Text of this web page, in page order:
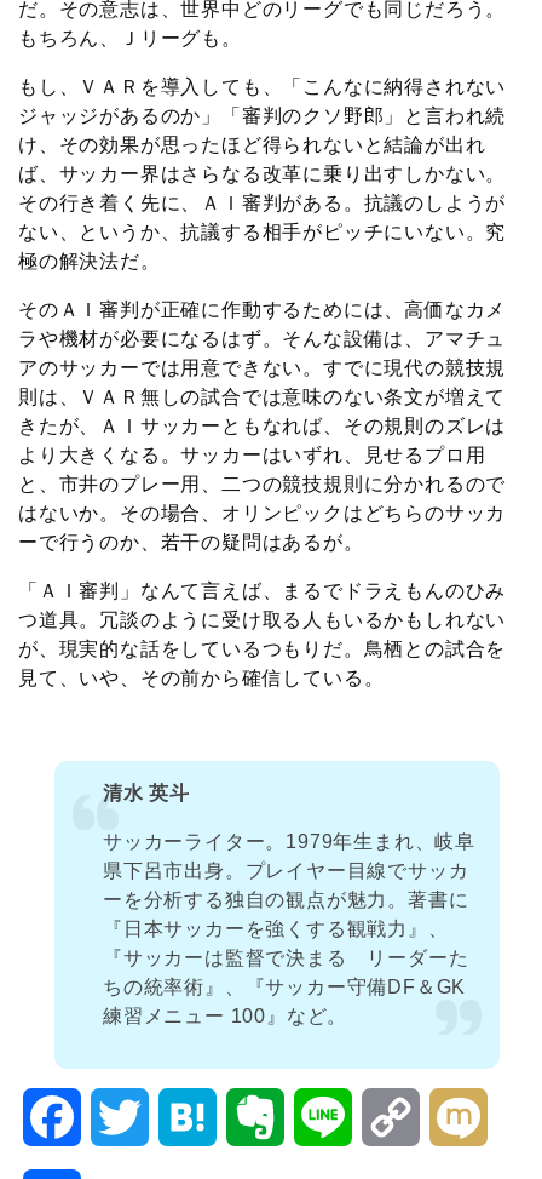
だ。その意志は、世界中どのリーグでも同じだろう。
もちろん、Ｊリーグも。
もし、ＶＡＲを導入しても、「こんなに納得されない
ジャッジがあるのか」「審判のクソ野郎」と言われ続
け、その効果が思ったほど得られないと結論が出れ
ば、サッカー界はさらなる改革に乗り出すしかない。
その行き着く先に、ＡＩ審判がある。抗議のしようが
ない、というか、抗議する相手がピッチにいない。究
極の解決法だ。
そのＡＩ審判が正確に作動するためには、高価なカメ
ラや機材が必要になるはず。そんな設備は、アマチュ
アのサッカーでは用意できない。すでに現代の競技規
則は、ＶＡＲ無しの試合では意味のない条文が増えて
きたが、ＡＩサッカーともなれば、その規則のズレは
より大きくなる。サッカーはいずれ、見せるプロ用
と、市井のプレー用、二つの競技規則に分かれるので
はないか。その場合、オリンピックはどちらのサッカ
ーで行うのか、若干の疑問はあるが。
「ＡＩ審判」なんて言えば、まるでドラえもんのひみ
つ道具。冗談のように受け取る人もいるかもしれない
が、現実的な話をしているつもりだ。鳥栖との試合を
見て、いや、その前から確信している。
清水 英斗
サッカーライター。1979年生まれ、岐阜
県下呂市出身。プレイヤー目線でサッカ
ーを分析する独自の観点が魅力。著書に
『日本サッカーを強くする観戦力』、
『サッカーは監督で決まる リーダーた
ちの統率術』、『サッカー守備DF＆GK
練習メニュー 100』など。